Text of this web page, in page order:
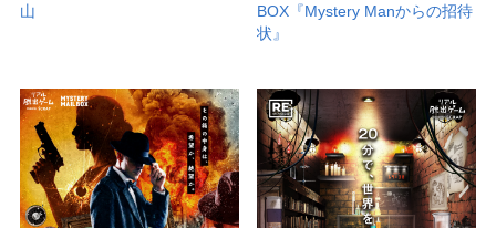
山
BOX『Mystery Manからの招待
状』